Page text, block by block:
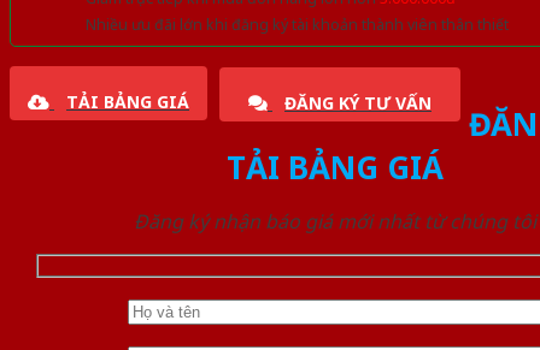
Nhiều ưu đãi lớn khi đăng ký tài khoản thành viên thân thiết
TẢI BẢNG GIÁ ĐĂNG KÝ TƯ VẤN
TẢI BẢNG GIÁ
Đăng ký nhận báo giá mới nhất từ chúng tôi